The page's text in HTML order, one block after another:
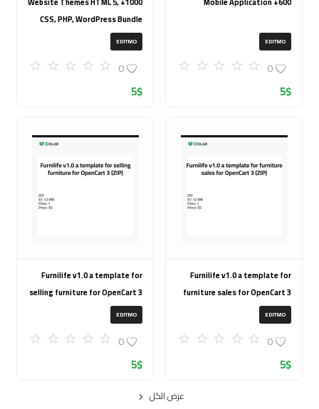
EDITMO
0
5$
CSS, PHP, WordPress Bundle
20240917T145511Z 001 (ZIP)
EDITMO
0
5$
Furnilife v1.0 a template for
furniture sales for OpenCart 3
(ZIP)
EDITMO
0
5$
Furnilife v1.0 a template for
selling furniture for OpenCart 3
(ZIP)
EDITMO
0
5$
عرض الكل